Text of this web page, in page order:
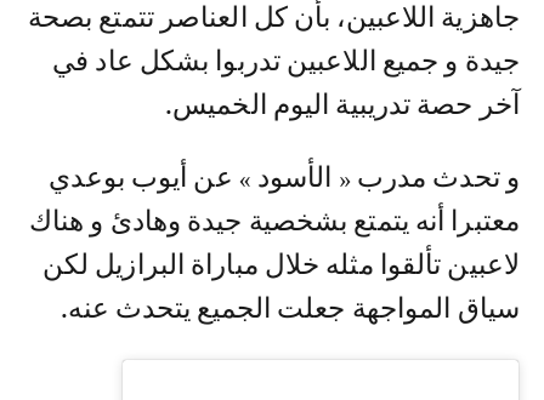
جاهزية اللاعبين، بأن كل العناصر تتمتع بصحة
جيدة و جميع اللاعبين تدربوا بشكل عاد في
آخر حصة تدريبية اليوم الخميس.
و تحدث مدرب « الأسود » عن أيوب بوعدي
معتبرا أنه يتمتع بشخصية جيدة وهادئ و هناك
لاعبين تألقوا مثله خلال مباراة البرازيل لكن
سياق المواجهة جعلت الجميع يتحدث عنه.